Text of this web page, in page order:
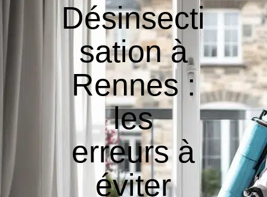
Désinsecti
sation à
Rennes :
les
erreurs à
éviter